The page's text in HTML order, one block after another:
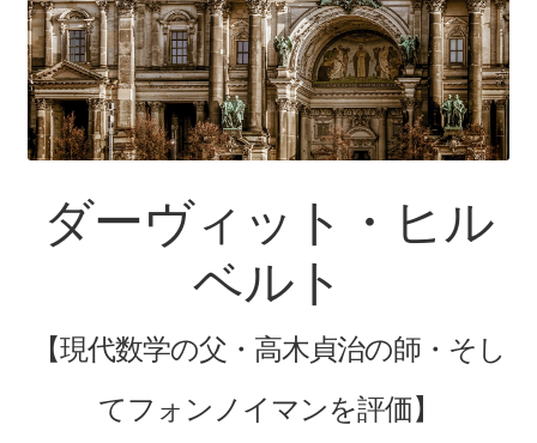
【インドまで出かけて見聞を広め、
原子・統計を始めた賢人】
【謎に満ちた数と幾何学の創始者】
フォン・ノイマン
【映画作品「博士の異常な愛情」のモデル‗ノ
ダーヴィット・ヒル
ベルト
【現代数学の父・高木貞治の師・そし
てフォンノイマンを評価】